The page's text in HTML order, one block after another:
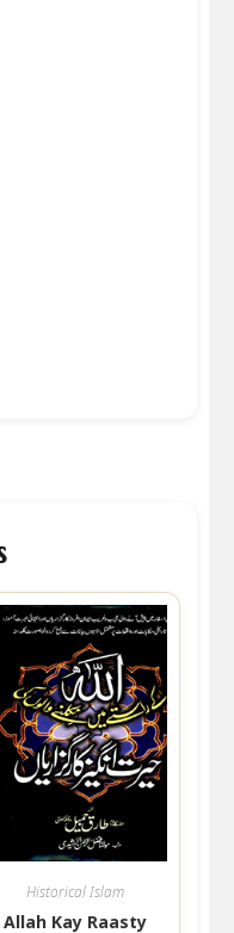
Historical Islam
Allah Kay Raasty